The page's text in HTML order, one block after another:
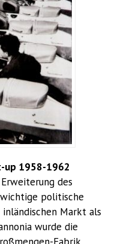
up 1958-1962
des
politische
inländischen Markt als
wurde die